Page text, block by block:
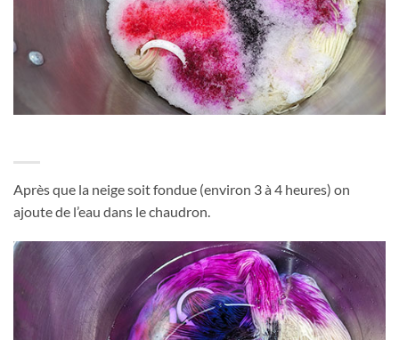
Après que la neige soit fondue (environ 3 à 4 heures) on
ajoute de l’eau dans le chaudron.